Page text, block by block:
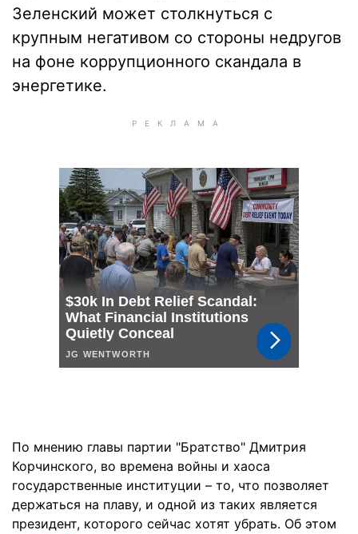
Зеленский может столкнуться с
крупным негативом со стороны недругов
на фоне коррупционного скандала в
энергетике.
По мнению главы партии "Братство" Дмитрия
Корчинского, во времена войны и хаоса
государственные институции – то, что позволяет
держаться на плаву, и одной из таких является
президент, которого сейчас хотят убрать. Об этом